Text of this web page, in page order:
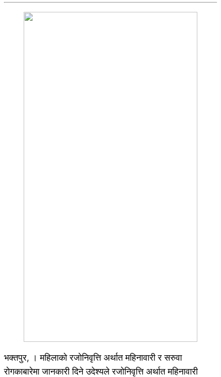
भक्तपुर, । महिलाको रजोनिवृत्ति अर्थात महिनावारी र सरुवा
रोगकाबारेमा जानकारी दिने उदेश्यले रजोनिवृत्ति अर्थात महिनावारी